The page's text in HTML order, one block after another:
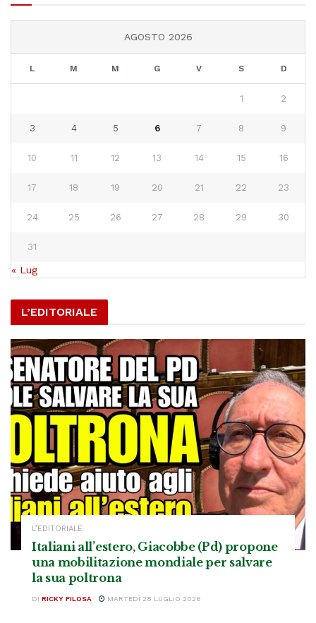
AGOSTO 2026
L M M G V S D
1 2
3 4 5 6 7 8 9
10 11 12 13 14 15 16
17 18 19 20 21 22 23
24 25 26 27 28 29 30
31
« Lug
L’EDITORIALE
L’EDITORIALE
Italiani all’estero, Giacobbe (Pd) propone
una mobilitazione mondiale per salvare
la sua poltrona
DI RICKY FILOSA MARTEDÌ 28 LUGLIO 2026